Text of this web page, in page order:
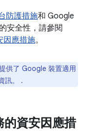
防護措施和 Google
安全性，請參閱
因應措施。
供了 Google 裝置適用
訊。 .
資安因應措